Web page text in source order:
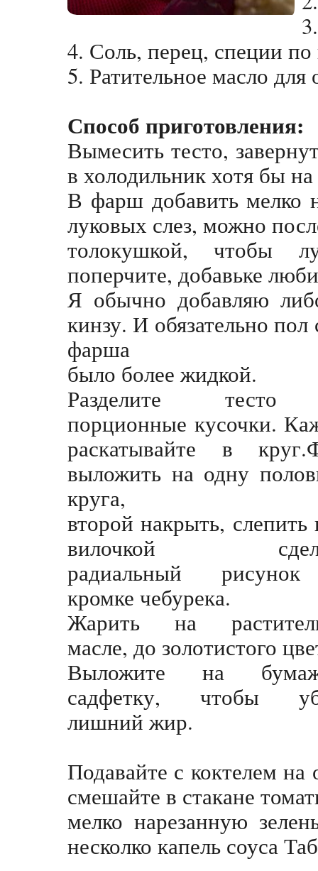
4. Соль, перец, специи по
5. Ратительное масло для
Способ приготовления:
Вымесить тесто,
в холодильник хотя бы на
В фарш добавить мелко
луковых слез, можно
толокушкой, чтобы
поперчите, добавьке
Я обычно добавляю
кинзу. И обязательно
фарша
было более жидкой.
Разделите
порционные кусочки.
раскатывайте в
выложить на одну
круга,
второй накрыть, слепить
вилочкой
радиальный
кромке чебурека.
Жарить на
масле, до золотистого
Выложите на
садфетку, чтобы
лишний жир.
Подавайте с коктелем на
смешайте в стакане
мелко нарезанную
несколко капель соуса